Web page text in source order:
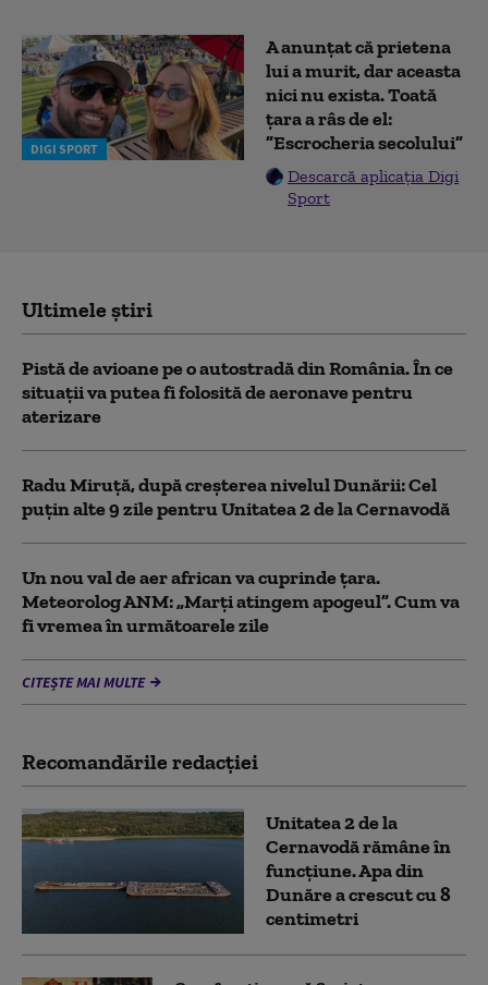
DIGI SPORT
A anunțat că prietena
lui a murit, dar aceasta
nici nu exista. Toată
țara a râs de el:
”Escrocheria secolului”
Descarcă aplicația Digi
Sport
Ultimele știri
Pistă de avioane pe o autostradă din România. În ce
situații va putea fi folosită de aeronave pentru
aterizare
Radu Miruță, după creșterea nivelul Dunării: Cel
puțin alte 9 zile pentru Unitatea 2 de la Cernavodă
Un nou val de aer african va cuprinde țara.
Meteorolog ANM: „Marți atingem apogeul”. Cum va
fi vremea în următoarele zile
CITEȘTE MAI MULTE
Recomandările redacţiei
Unitatea 2 de la
Cernavodă rămâne în
funcțiune. Apa din
Dunăre a crescut cu 8
centimetri